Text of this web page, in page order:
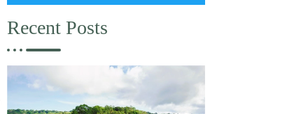
Recent Posts